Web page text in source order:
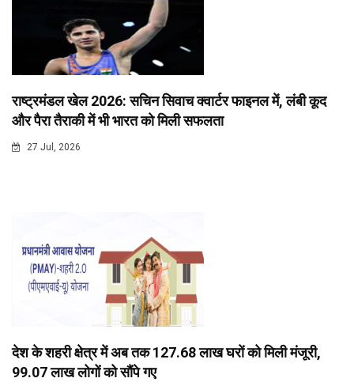
राष्ट्रमंडल खेल 2026: सचिन सिवाच क्वार्टर फाइनल में, लंबी कूद
और पैरा तैराकी में भी भारत को मिली सफलता
27 Jul, 2026
देश के शहरी क्षेत्र में अब तक 127.68 लाख घरों को मिली मंजूरी,
99.07 लाख लोगों को सौंपे गए